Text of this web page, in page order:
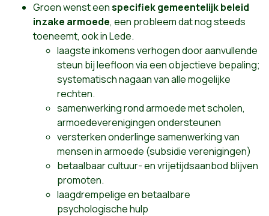
Groen wenst eenspecifiek gemeentelijk beleid
inzake armoede, een probleem dat nog steeds
toeneemt, ook in Lede.
laagste inkomens verhogen door aanvullende
steun bij leefloon via een objectieve bepaling;
systematisch nagaan van alle mogelijke
rechten.
samenwerking rond armoede met scholen,
armoedeverenigingen ondersteunen
versterken onderlinge samenwerking van
mensen in armoede (subsidie verenigingen)
betaalbaar cultuur- en vrijetijdsaanbod blijven
promoten.
laagdrempelige en betaalbare
psychologische hulp